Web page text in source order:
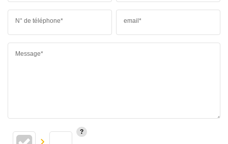
N° de téléphone* email*
Message*